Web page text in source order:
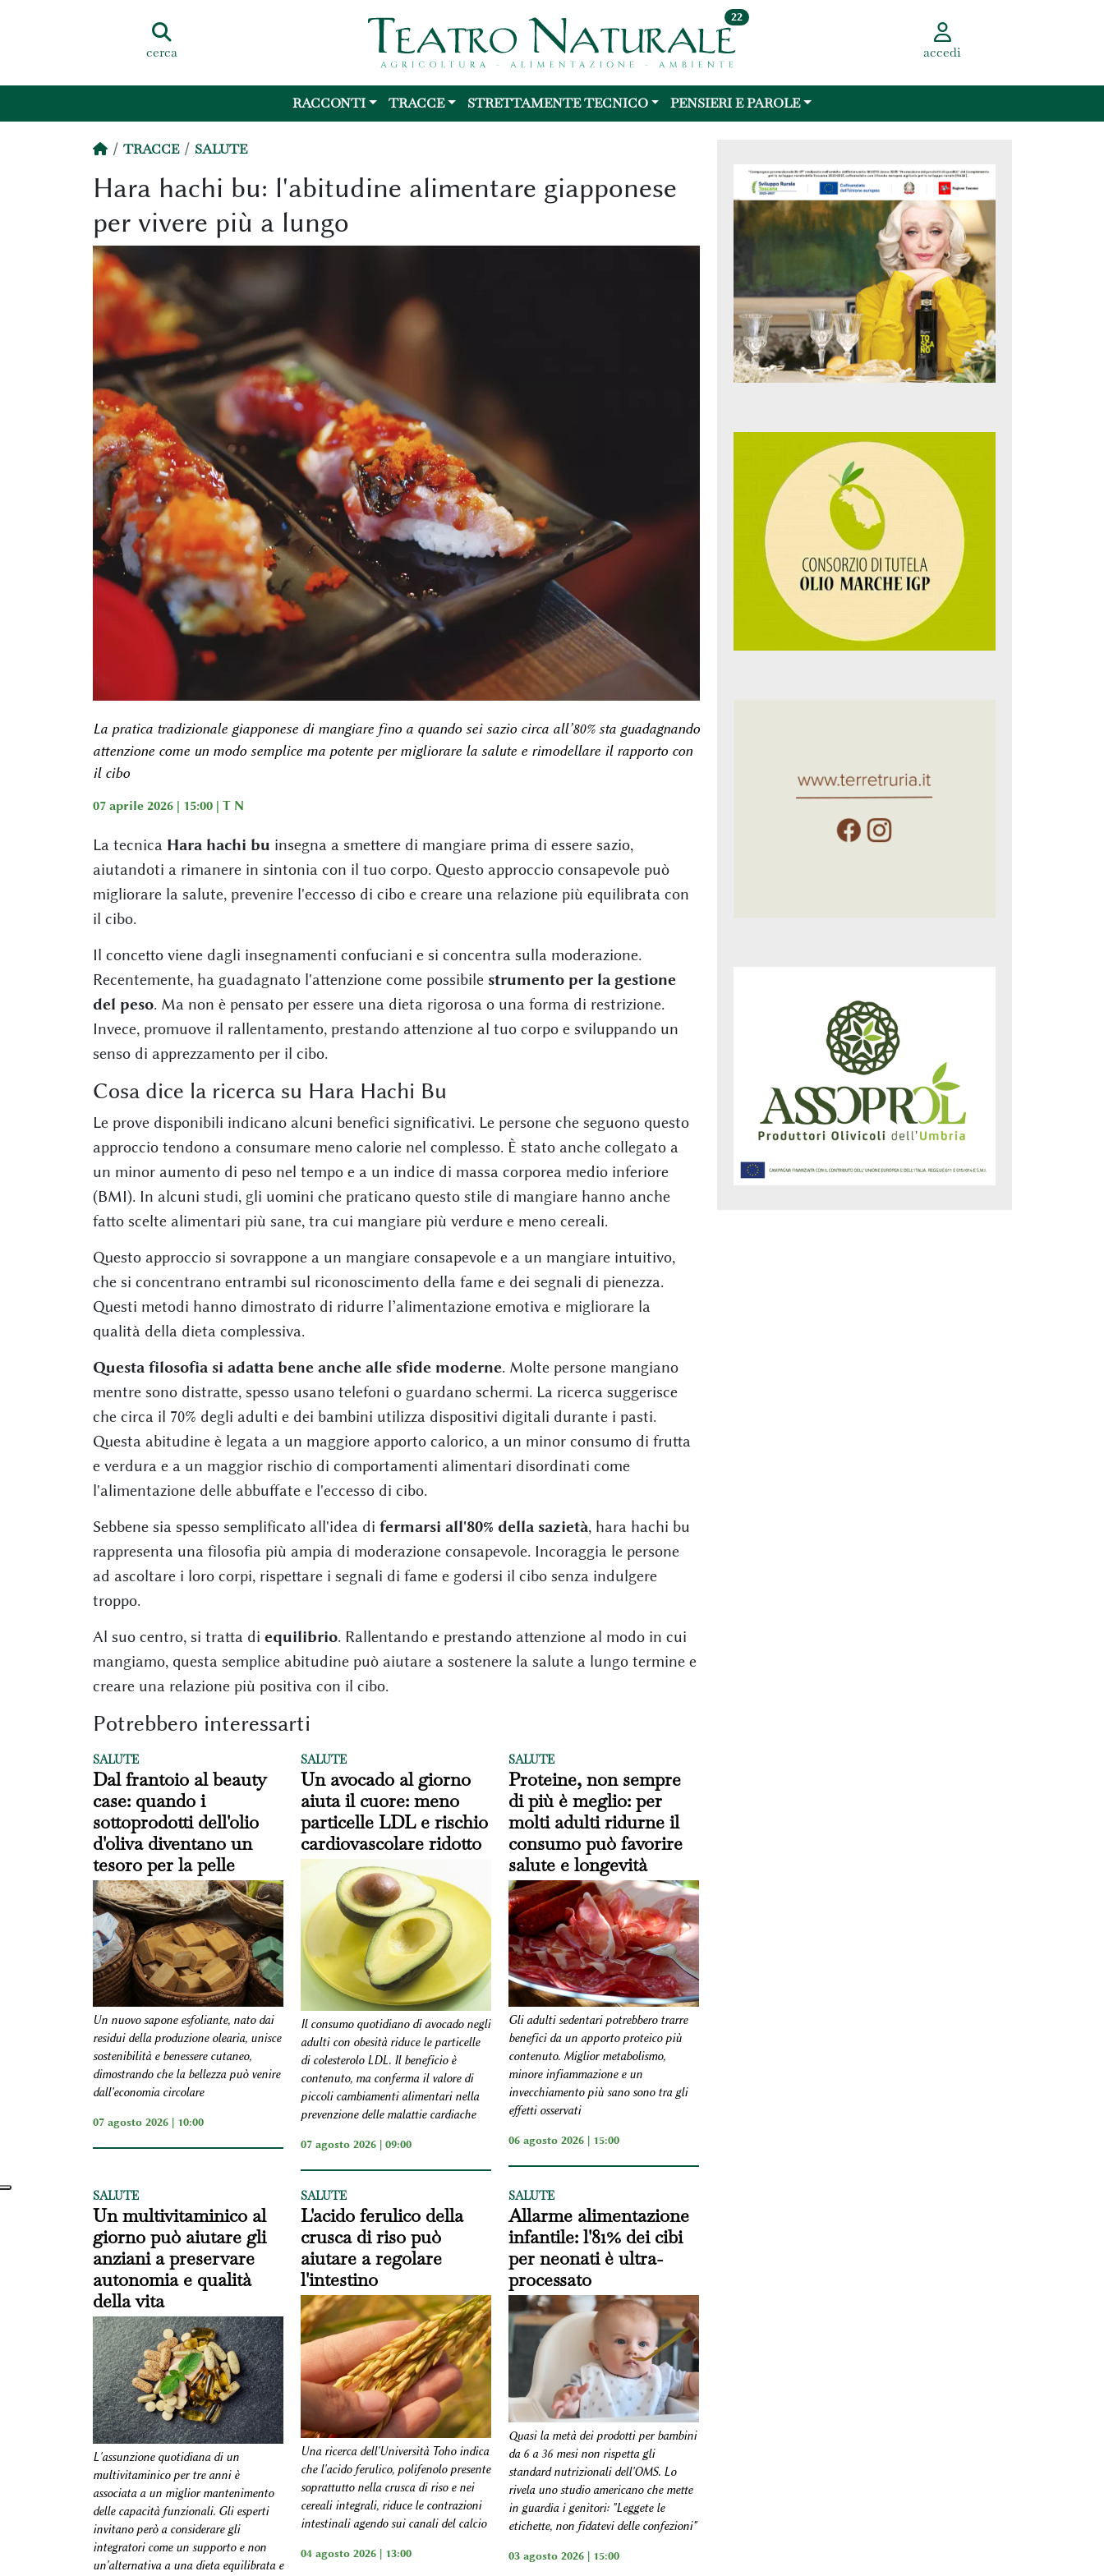
cerca
22
accedi
RACCONTI TRACCE STRETTAMENTE TECNICO PENSIERI E PAROLE
TRACCE SALUTE
Hara hachi bu: l'abitudine alimentare giapponese
per vivere più a lungo
La pratica tradizionale giapponese di mangiare fino a quando sei sazio circa all’80% sta guadagnando
attenzione come un modo semplice ma potente per migliorare la salute e rimodellare il rapporto con
il cibo
07 aprile 2026 | 15:00 | T N
La tecnica Hara hachi bu insegna a smettere di mangiare prima di essere sazio,
aiutandoti a rimanere in sintonia con il tuo corpo. Questo approccio consapevole può
migliorare la salute, prevenire l'eccesso di cibo e creare una relazione più equilibrata con
il cibo.
Il concetto viene dagli insegnamenti confuciani e si concentra sulla moderazione.
Recentemente, ha guadagnato l'attenzione come possibile strumento per la gestione
del peso. Ma non è pensato per essere una dieta rigorosa o una forma di restrizione.
Invece, promuove il rallentamento, prestando attenzione al tuo corpo e sviluppando un
senso di apprezzamento per il cibo.
Cosa dice la ricerca su Hara Hachi Bu
Le prove disponibili indicano alcuni benefici significativi. Le persone che seguono questo
approccio tendono a consumare meno calorie nel complesso. È stato anche collegato a
un minor aumento di peso nel tempo e a un indice di massa corporea medio inferiore
(BMI). In alcuni studi, gli uomini che praticano questo stile di mangiare hanno anche
fatto scelte alimentari più sane, tra cui mangiare più verdure e meno cereali.
Questo approccio si sovrappone a un mangiare consapevole e a un mangiare intuitivo,
che si concentrano entrambi sul riconoscimento della fame e dei segnali di pienezza.
Questi metodi hanno dimostrato di ridurre l’alimentazione emotiva e migliorare la
qualità della dieta complessiva.
Questa filosofia si adatta bene anche alle sfide moderne. Molte persone mangiano
mentre sono distratte, spesso usano telefoni o guardano schermi. La ricerca suggerisce
che circa il 70% degli adulti e dei bambini utilizza dispositivi digitali durante i pasti.
Questa abitudine è legata a un maggiore apporto calorico, a un minor consumo di frutta
e verdura e a un maggior rischio di comportamenti alimentari disordinati come
l'alimentazione delle abbuffate e l'eccesso di cibo.
Sebbene sia spesso semplificato all'idea di fermarsi all'80% della sazietà, hara hachi bu
rappresenta una filosofia più ampia di moderazione consapevole. Incoraggia le persone
ad ascoltare i loro corpi, rispettare i segnali di fame e godersi il cibo senza indulgere
troppo.
Al suo centro, si tratta di equilibrio. Rallentando e prestando attenzione al modo in cui
mangiamo, questa semplice abitudine può aiutare a sostenere la salute a lungo termine e
creare una relazione più positiva con il cibo.
Potrebbero interessarti
SALUTE
Dal frantoio al beauty
case: quando i
sottoprodotti dell'olio
d'oliva diventano un
tesoro per la pelle
Un nuovo sapone esfoliante, nato dai
residui della produzione olearia, unisce
sostenibilità e benessere cutaneo,
dimostrando che la bellezza può venire
dall'economia circolare
07 agosto 2026 | 10:00
SALUTE
Un avocado al giorno
aiuta il cuore: meno
particelle LDL e rischio
cardiovascolare ridotto
Il consumo quotidiano di avocado negli
adulti con obesità riduce le particelle
di colesterolo LDL. Il beneficio è
contenuto, ma conferma il valore di
piccoli cambiamenti alimentari nella
prevenzione delle malattie cardiache
07 agosto 2026 | 09:00
SALUTE
Proteine, non sempre
di più è meglio: per
molti adulti ridurne il
consumo può favorire
salute e longevità
Gli adulti sedentari potrebbero trarre
benefici da un apporto proteico più
contenuto. Miglior metabolismo,
minore infiammazione e un
invecchiamento più sano sono tra gli
effetti osservati
06 agosto 2026 | 15:00
SALUTE
Un multivitaminico al
giorno può aiutare gli
anziani a preservare
autonomia e qualità
della vita
L'assunzione quotidiana di un
multivitaminico per tre anni è
associata a un miglior mantenimento
delle capacità funzionali. Gli esperti
invitano però a considerare gli
integratori come un supporto e non
un'alternativa a una dieta equilibrata e
SALUTE
L'acido ferulico della
crusca di riso può
aiutare a regolare
l'intestino
Una ricerca dell'Università Toho indica
che l'acido ferulico, polifenolo presente
soprattutto nella crusca di riso e nei
cereali integrali, riduce le contrazioni
intestinali agendo sui canali del calcio
04 agosto 2026 | 13:00
SALUTE
Allarme alimentazione
infantile: l'81% dei cibi
per neonati è ultra-
processato
Quasi la metà dei prodotti per bambini
da 6 a 36 mesi non rispetta gli
standard nutrizionali dell'OMS. Lo
rivela uno studio americano che mette
in guardia i genitori: "Leggete le
etichette, non fidatevi delle confezioni"
03 agosto 2026 | 15:00